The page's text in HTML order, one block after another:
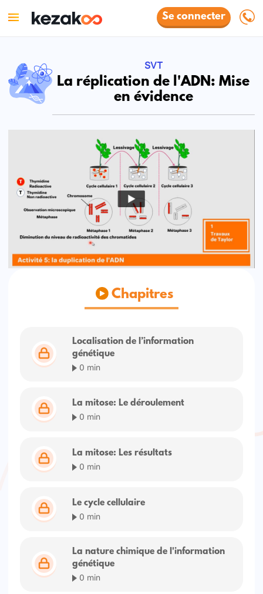
Se connecter
SVT
La réplication de l'ADN: Mise
en évidence
Chapitres
Localisation de l’information
génétique
0 min
La mitose: Le déroulement
0 min
La mitose: Les résultats
0 min
Le cycle cellulaire
0 min
La nature chimique de l'information
génétique
0 min